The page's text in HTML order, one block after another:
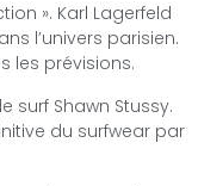
». Karl Lagerfeld
l’univers parisien.
les prévisions.
surf Shawn Stussy.
du surfwear par